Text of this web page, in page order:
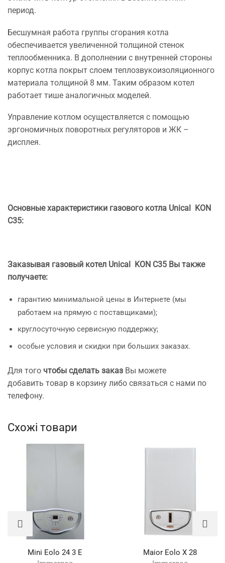
период.
Бесшумная работа группы сгорания котла
обеспечивается увеличенной толщиной стенок
теплообменника. В дополнении с внутренней стороны
корпус котла покрыт слоем теплозвукоизоляционного
материала толщиной 8 мм. Таким образом котел
работает тише аналогичных моделей.
Управление котлом осуществляется с помощью
эргономичных поворотных регуляторов и ЖК –
дисплея.
Основные характеристики газового котла Unical KON
C35:
Заказывая газовый котел Unical KON C35 Вы также
получаете:
гарантию минимальной цены в Интернете (мы
работаем на прямую с поставщиками);
круглосуточную сервисную поддержку;
особые условия и скидки при больших заказах.
Для того чтобы сделать заказ Вы можете
добавить товар в корзину либо связаться с нами по
телефону.
Схожі товари
Mini Eolo 24 3 E Maior Eolo X 28